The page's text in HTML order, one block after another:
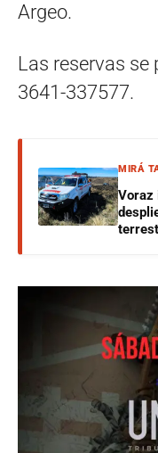
Argeo.
Las reservas se
3641-337577.
MIRÁ
Voraz